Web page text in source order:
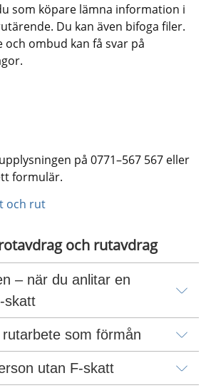
som köpare lämna information i
Du kan även bifoga filer.
ombud kan få svar på
på 0771–567 567 eller
formulär.
och rut
och rutavdrag
– när du anlitar en
skatt
som förmån
utan F-skatt